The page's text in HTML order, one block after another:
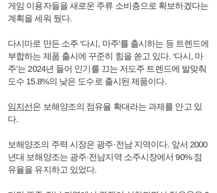
게임 이용자들을 새로운 주류 소비층으로 확보하겠다는
계획을 세워 뒀다.
다시마로 만든 소주 ‘다시, 마주’를 출시하는 등 트렌드에
부합하는 제품 출시에 꾸준히 힘을 쏟고 있다. ‘다시, 마
주’는 2024년 들어 인기를 끄는 저도주 트렌드에 발맞춰
도수 15.8%의 낮은 도수로 출시된 제품이다.
임지선은 보해양조의 점유율 확대라는 과제를 안고 있
다.
보해양조의 주력 시장은 광주·전남 지역이다. 앞서 2000
년대 보해양조는 광주·전남지역 소주시장에서 90% 점
유율을 유지하고 있었다.